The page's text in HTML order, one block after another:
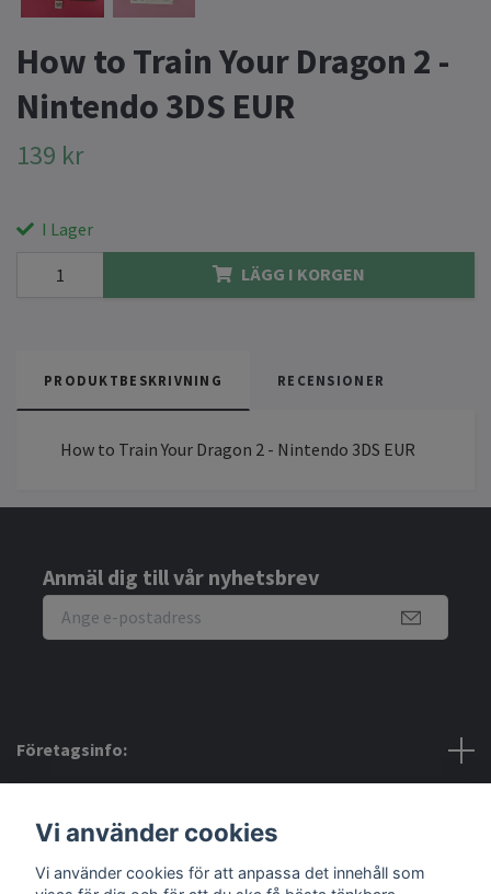
How to Train Your Dragon 2 -
Nintendo 3DS EUR
139 kr
I Lager
LÄGG I KORGEN
PRODUKTBESKRIVNING RECENSIONER
How to Train Your Dragon 2 - Nintendo 3DS EUR
Anmäl dig till vår nyhetsbrev
Företagsinfo:
Sociala medier
Vi använder cookies
Vi använder cookies för att anpassa det innehåll som